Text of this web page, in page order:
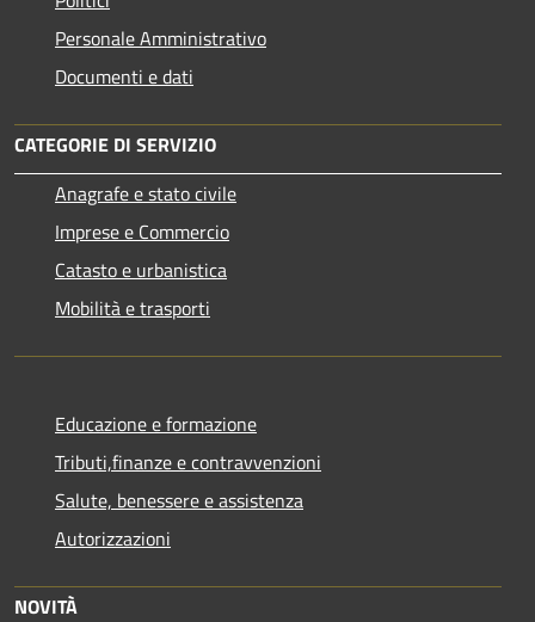
Personale Amministrativo
Documenti e dati
CATEGORIE DI SERVIZIO
Anagrafe e stato civile
Imprese e Commercio
Catasto e urbanistica
Mobilità e trasporti
Educazione e formazione
Tributi,finanze e contravvenzioni
Salute, benessere e assistenza
Autorizzazioni
NOVITÀ